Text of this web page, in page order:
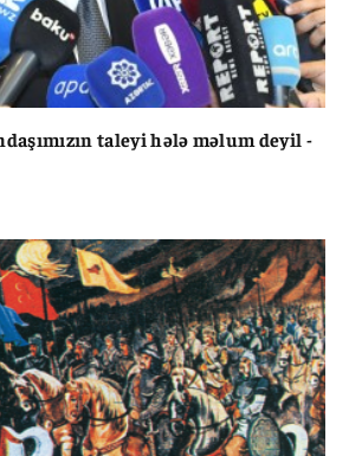
taleyi hələ məlum deyil -